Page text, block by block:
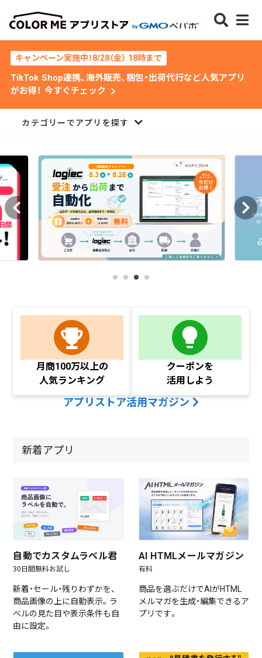
キャンペーン実施中！8/28（金） 18時まで
TikTok Shop連携、海外販売、梱包・出荷代行など人気アプリ
がお得！ 今すぐチェック chevron_right
カテゴリーでアプリを探す
月商100万以上の
人気ランキング
クーポンを
活用しよう
アプリストア活用マガジン
新着アプリ
自動でカスタムラベル君
30日間無料お試し
新着・セール・残りわずかを、
商品画像の上に自動表示。ラ
ベルの見た目や表示条件も自
由に設定。
AI HTMLメールマガジン
有料
商品を選ぶだけでAIがHTML
メルマガを生成・編集できるア
プリです。